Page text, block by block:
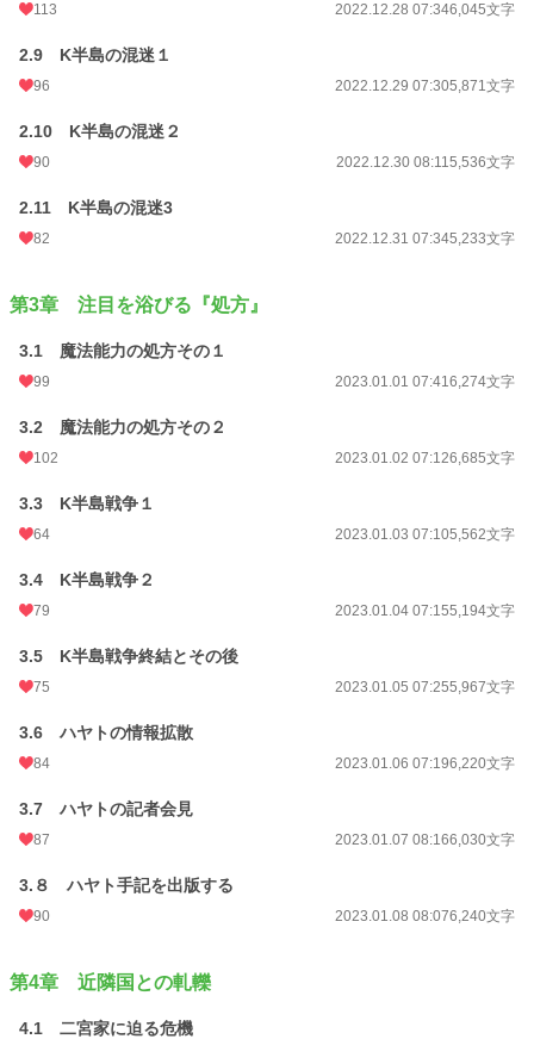
113 2022.12.28 07:346,045文字
2.9 K半島の混迷１
96 2022.12.29 07:305,871文字
2.10 K半島の混迷２
90 2022.12.30 08:115,536文字
2.11 K半島の混迷3
82 2022.12.31 07:345,233文字
第3章 注目を浴びる『処方』
3.1 魔法能力の処方その１
99 2023.01.01 07:416,274文字
3.2 魔法能力の処方その２
102 2023.01.02 07:126,685文字
3.3 K半島戦争１
64 2023.01.03 07:105,562文字
3.4 K半島戦争２
79 2023.01.04 07:155,194文字
3.5 K半島戦争終結とその後
75 2023.01.05 07:255,967文字
3.6 ハヤトの情報拡散
84 2023.01.06 07:196,220文字
3.7 ハヤトの記者会見
87 2023.01.07 08:166,030文字
3.８ ハヤト手記を出版する
90 2023.01.08 08:076,240文字
第4章 近隣国との軋轢
4.1 二宮家に迫る危機